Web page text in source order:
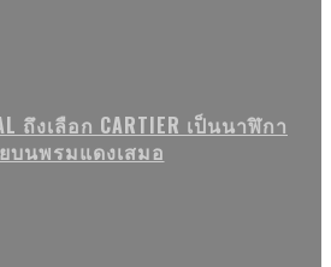
ถึงเลือก CARTIER เป็นนาฬิกา
บนพรมแดงเสมอ